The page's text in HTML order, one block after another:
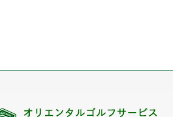
3)個人情報の利用目的
3-1. お客様に関する個人情報